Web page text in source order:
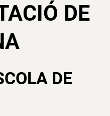
DE
DE